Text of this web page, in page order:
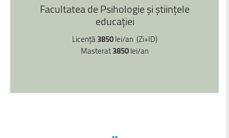
FacultateadePsihologieşiștiințele
educației
Licență3850lei/an (Zi+ID)
Masterat3850lei/an